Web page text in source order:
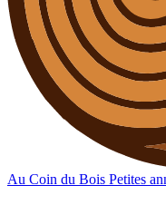
Au Coin du Bois Petites